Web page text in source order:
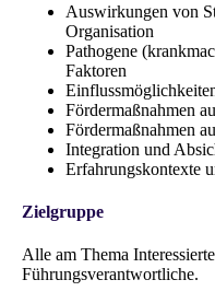
Auswirkungen von
Organisation
Pathogene
Faktoren
Fördermaßnahmen
Fördermaßnahmen
Integration und
Erfahrungskontexte
Zielgruppe
Alle am Thema
Führungsverantwortliche.